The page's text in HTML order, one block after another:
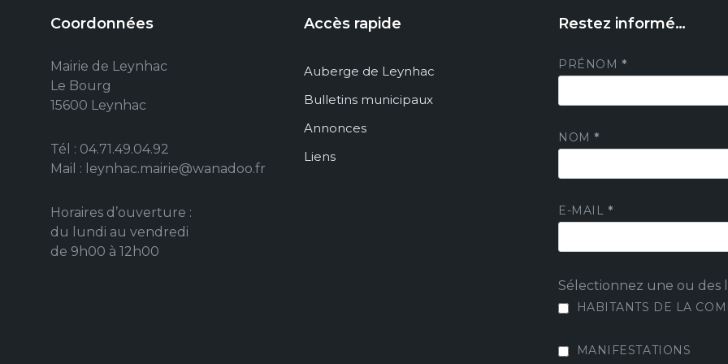
Coordonnées
Mairie de Leynhac
Le Bourg
15600 Leynhac
Tél : 04.71.49.04.92
Mail : leynhac.mairie@wanadoo.fr
Horaires d’ouverture :
du lundi au vendredi
de 9h00 à 12h00
Accès rapide
Auberge de Leynhac
Bulletins municipaux
Annonces
Liens
Restez informé…
PRÉNOM *
NOM *
E-MAIL *
Sélectionnez une ou des
HABITANTS DE LA
MANIFESTATIONS